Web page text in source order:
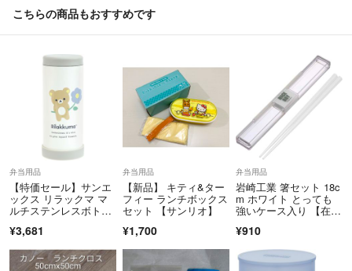
【在庫について】
複数サイトで在庫共有をしているため、ごく稀に欠品となる場合がござ
住所間違い等で返送された場合は、再送料をご負担いただく場合がござ
います。
ご購入前にご住所のご確認をお願いいたしますm(__)m
【初期不良について】
万が一不備がございましたら、必ず評価前にご連絡ください。
誠意を持って対応いたします。
最後までお読みいただきありがとうございます^^
RIN
こちらの商品もおすすめです
弁当用品
【特価セール】サンエ
ックス リラックマ マ
ルチステンレスボト
¥3,681
弁当用品
【新品】 キティ&ター
フィー ランチボックス
セット 【サンリオ】
¥1,700
弁当用品
岩崎工業 箸セット 18c
m ホワイト とっても
強いケース入り 【在庫
分】 【数量限
定】 【人気商品】
¥910